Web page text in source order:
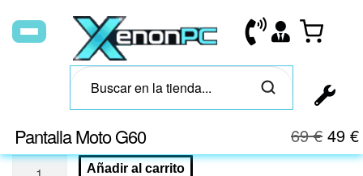
Pantalla Moto G60 69€ 49 €
Añadir al carrito